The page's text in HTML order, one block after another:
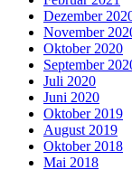
Dezember
November
Oktober 2020
September
Juli 2020
Juni 2020
Oktober 2019
August 2019
Oktober 2018
Mai 2018